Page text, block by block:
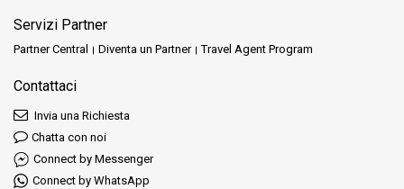
Servizi Partner
Partner Central Diventa un Partner Travel Agent Program
Contattaci
Invia una Richiesta
Chatta con noi
Connect by Messenger
Connect by WhatsApp